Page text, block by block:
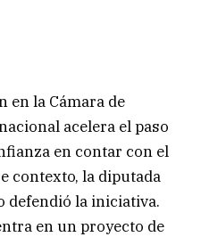
en la Cámara de
acelera el paso
en contar con el
contexto, la diputada
defendió la iniciativa.
en un proyecto de